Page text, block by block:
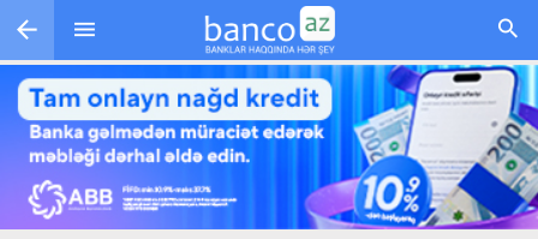
Skip to main content